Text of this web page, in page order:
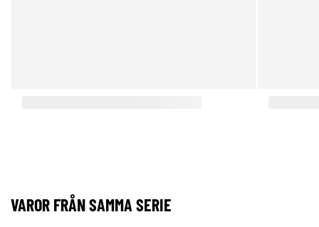
VAROR FRÅN SAMMA SERIE